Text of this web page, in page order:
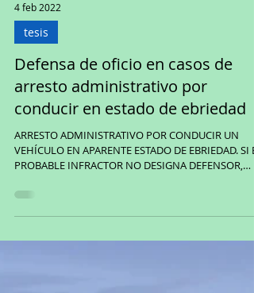
4 feb 2022
tesis
Defensa de oficio en casos de
arresto administrativo por
conducir en estado de ebriedad
ARRESTO ADMINISTRATIVO POR CONDUCIR UN
VEHÍCULO EN APARENTE ESTADO DE EBRIEDAD. SI
PROBABLE INFRACTOR NO DESIGNA DEFENSOR,